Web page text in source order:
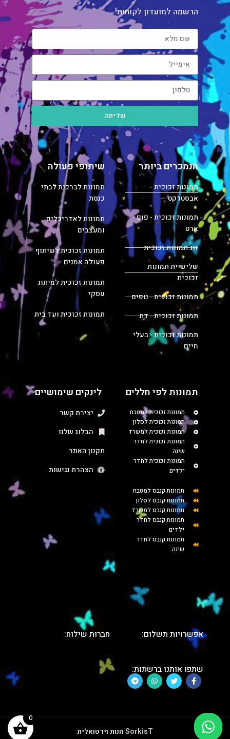
הרשמה למועדון לקוחות!
שליחה
הנמכרים ביותר
תמונות זכוכית -
אבסטרקט
תמונות זכוכית - פופ -
ארט
זוג תמונות זכוכית
שלישיית תמונות
זכוכית
תמונות זכוכית - נופים
תמונות זכוכית - דת
תמונות זכוכית - בעלי
חיים
שיתופי פעולה
תמונות לברכות לבתי
כנסת
תמונות לאדריכלים
ומעצבים
תמונות זכוכית לשיתוף
פעולה אמנים
תמונות זכוכית למיתוג
עסקי
תמונות זכוכית ועד בית
תמונות לפי חללים
תמונות זכוכית למטבח
תמונות זכוכית לסלון
תמונות זכוכית למשרד
תמונות זכוכית לחדר
שינה
תמונות זכוכית לחדר
ילדים
תמונות קנבס למטבח
תמונות קנבס לסלון
תמונות קנבס למשרד
תמונות קנבס לחדר
ילדים
תמונות קנבס לחדר
שינה
לינקים שימושיים
יצירת קשר
הבלוג שלנו
תקנון האתר
הצהרת נגישות
אפשרויות תשלום: חברות שילוח:
שתפו אותנו ברשתות:
SorkisTחנות וירטואלית
0